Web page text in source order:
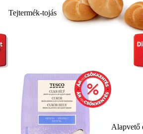
Tejtermék-tojás
Alapvető